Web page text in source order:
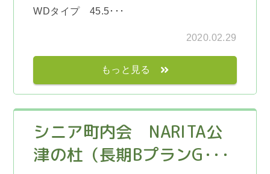
WDタイプ 45.5･･･
2020.02.29
もっと見る
シニア町内会 NARITA公
津の杜（長期BプランG･･･